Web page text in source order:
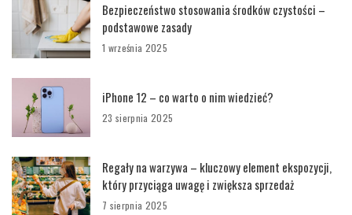
Bezpieczeństwo stosowania środków czystości –
podstawowe zasady
1 września 2025
iPhone 12 – co warto o nim wiedzieć?
23 sierpnia 2025
Regały na warzywa – kluczowy element ekspozycji,
który przyciąga uwagę i zwiększa sprzedaż
7 sierpnia 2025